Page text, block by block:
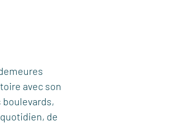
avec son
boulevards,
de